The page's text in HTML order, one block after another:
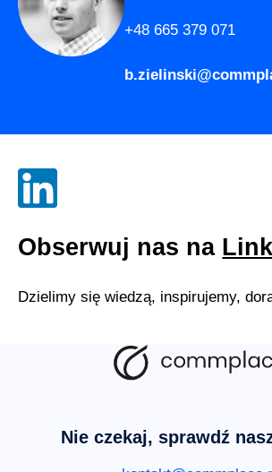
+48 665 379 071
Obserwuj nas na
Dzielimy się wiedzą, inspirujemy,
Nie czekaj, sprawdź